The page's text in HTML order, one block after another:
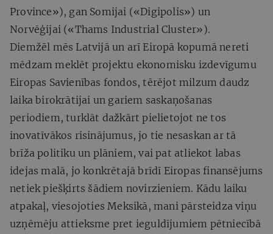
Province»), gan Somijai («Digipolis») un
Norvēģijai («Thams Industrial Cluster»).
Diemžēl mēs Latvijā un arī Eiropā kopumā nereti
mēdzam meklēt projektu ekonomisku izdevīgumu
Eiropas Savienības fondos, tērējot milzum daudz
laika birokrātijai un gariem saskaņošanas
periodiem, turklāt dažkārt pielietojot ne tos
inovatīvākos risinājumus, jo tie nesaskan ar tā
brīža politiku un plāniem, vai pat atliekot labas
idejas malā, jo konkrētajā brīdī Eiropas finansējums
netiek piešķirts šādiem novirzieniem. Kādu laiku
atpakaļ, viesojoties Meksikā, mani pārsteidza viņu
uzņēmēju attieksme pret ieguldījumiem pētniecībā